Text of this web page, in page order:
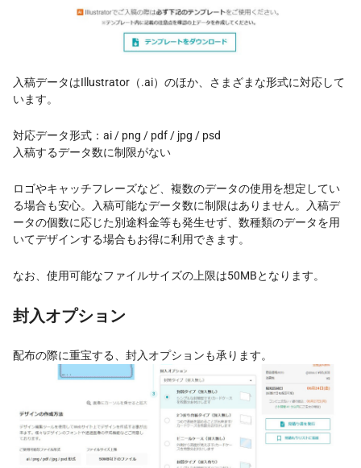
入稿データはIllustrator（.ai）のほか、さまざまな形式に対応して
います。
対応データ形式：ai / png / pdf / jpg / psd
入稿するデータ数に制限がない
ロゴやキャッチフレーズなど、複数のデータの使用を想定してい
る場合も安心。入稿可能なデータ数に制限はありません。入稿デ
ータの個数に応じた別途料金等も発生せず、数種類のデータを用
いてデザインする場合もお得に利用できます。
なお、使用可能なファイルサイズの上限は50MBとなります。
封入オプション
配布の際に重宝する、封入オプションも承ります。